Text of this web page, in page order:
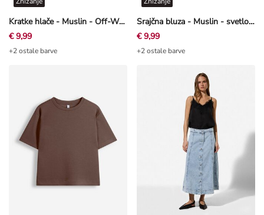
Kratke hlače - Muslin - Off-White bela
€ 9,99
+2 ostale barve
Srajčna bluza - Muslin - svetlo roza
€ 9,99
+2 ostale barve